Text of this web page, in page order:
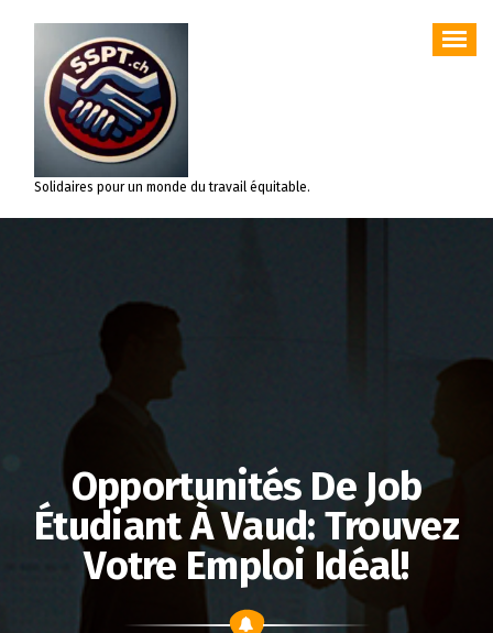
contenu
Solidaires pour un monde du travail équitable.
Opportunités De Job
Étudiant À Vaud: Trouvez
Votre Emploi Idéal!